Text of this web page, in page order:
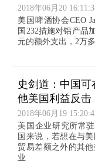
2018年06月20
美国啤酒协会CEO
国232措施对铝产品
元的额外支出，2万
史剑道：中国
他美国利益反击
2018年06月19
美国企业研究所常
国来说，若想在与
贸易差额之外的其
业